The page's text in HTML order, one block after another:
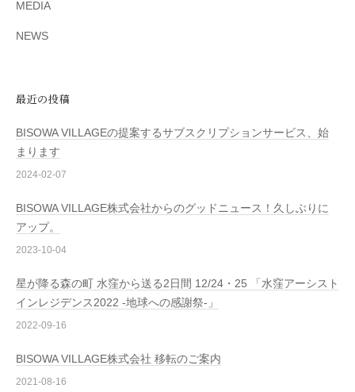
MEDIA
NEWS
最近の投稿
BISOWA VILLAGEの提案するサブスクリプションサービス、始
まります
2024-02-07
BISOWA VILLAGE株式会社からのグッドニュース！久しぶりに
アップ。
2023-10-04
星が降る森の町 水窪から送る2日間 12/24・25 「水窪アーシスト
インレジデンス2022 -地球への感謝祭-」
2022-09-16
BISOWA VILLAGE株式会社 移転のご案内
2021-08-16